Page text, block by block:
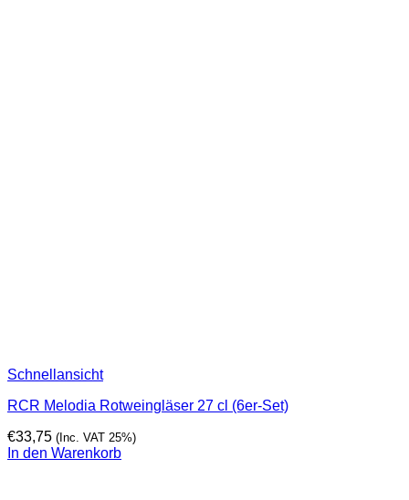
Schnellansicht
RCR Melodia Rotweingläser 27 cl (6er-Set)
€33,75 (Inc. VAT 25%)
In den Warenkorb